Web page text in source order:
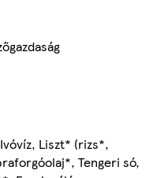
Liszt* (rizs*,
Tengeri só,